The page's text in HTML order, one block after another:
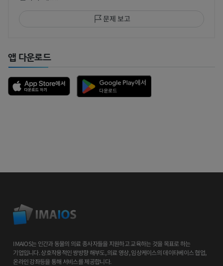
문제 보고
앱 다운로드
IMAIOS는 인간과 동물의 의료 종사자들을 지원하고 교육하는 것을 목표로 하는
기업입니다. 상호작용적인 쌍방향 해부도, 의료 영상, 임상케이스의 데이타베이스 협업,
온라인 강좌등을 통해 서비스를 제공합니다.